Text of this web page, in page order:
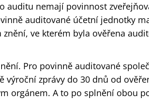
auditu nemají povinnost
auditované účetní jednotky
ve kterém byla ověřena
Pro povinně auditované
výroční zprávy do 30 dnů od
orgánem. A to po splnění obou